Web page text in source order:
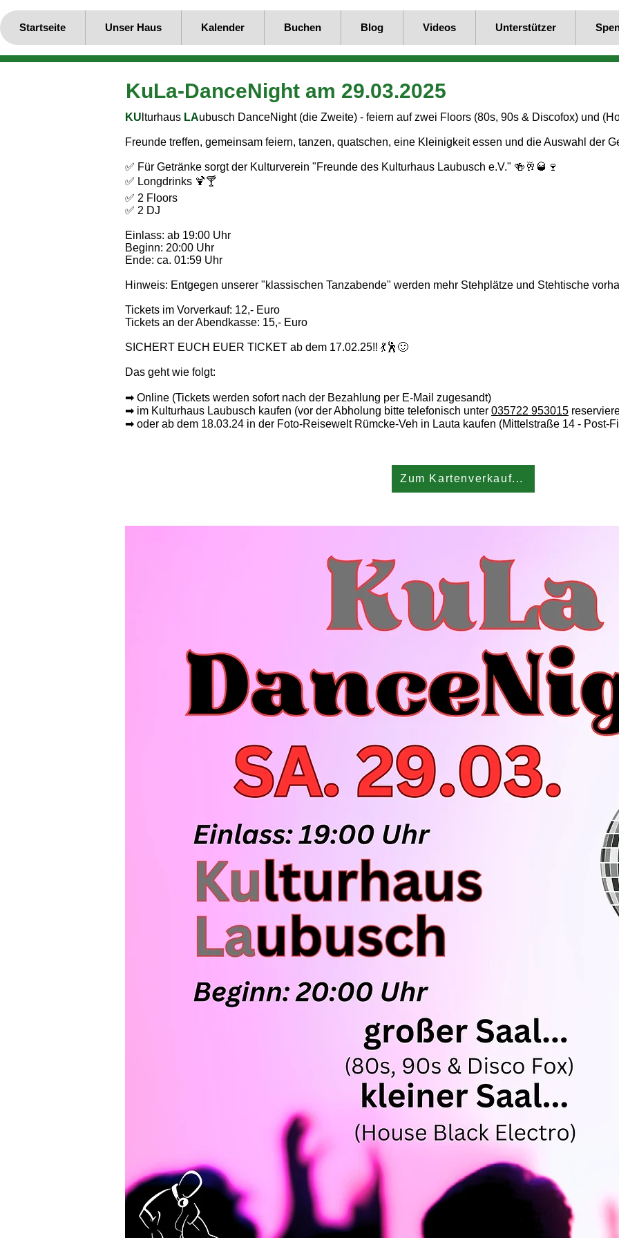
Startseite Unser Haus Kalender Buchen Blog Videos Unterstützer
KuLa-DanceNight am 29.03.2025
KU lturhaus LAubusch DanceNight (die Zweite) - feiern auf zwei Floors (80s, 90s & Discofox) und
Freunde treffen, gemeinsam feiern, tanzen, quatschen, eine Kleinigkeit essen und die Auswahl der
✅ Für Getränke sorgt der Kulturverein "Freunde des Kulturhaus Laubusch e.V." 🍻🥂🥃🍷
✅ Longdrinks 🍹🍸
✅ 2 Floors
✅ 2 DJ
Einlass: ab 19:00 Uhr
Beginn: 20:00 Uhr
Ende: ca. 01:59 Uhr
Hinweis: Entgegen unserer "klassischen Tanzabende" werden mehr Stehplätze und Stehtische
Tickets im Vorverkauf: 12,- Euro
Tickets an der Abendkasse: 15,- Euro
SICHERT EUCH EUER TICKET ab dem 17.02.25!! 💃🕺🙂
Das geht wie folgt:
➡ Online (Tickets werden sofort nach der Bezahlung per E-Mail zugesandt)
➡ im Kulturhaus Laubusch kaufen (vor der Abholung bitte telefonisch unter 035722 953015
➡ oder ab dem 18.03.24 in der Foto-Reisewelt Rümcke-Veh in Lauta kaufen (Mittelstraße 14 - Post-
Zum Kartenverkauf...